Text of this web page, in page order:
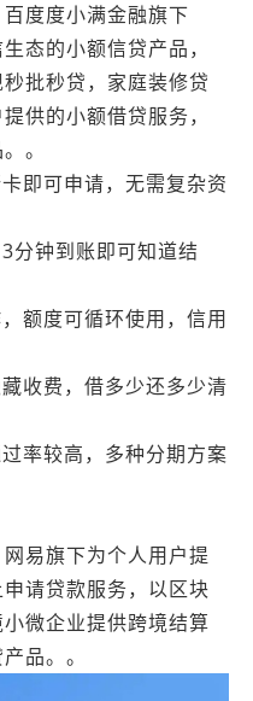
度度小满金融旗下
态的小额信贷产品，
批秒贷，家庭装修贷
供的小额借贷服务，
。
即可申请，无需复杂资
分钟到账即可知道结
额度可循环使用，信用
收费，借多少还多少清
率较高，多种分期方案
易旗下为个人用户提
请贷款服务，以区块
微企业提供跨境结算
品。。